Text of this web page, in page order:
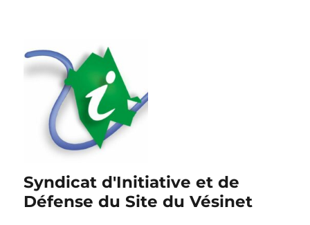
Syndicat d'Initiative et de
Défense du Site du Vésinet